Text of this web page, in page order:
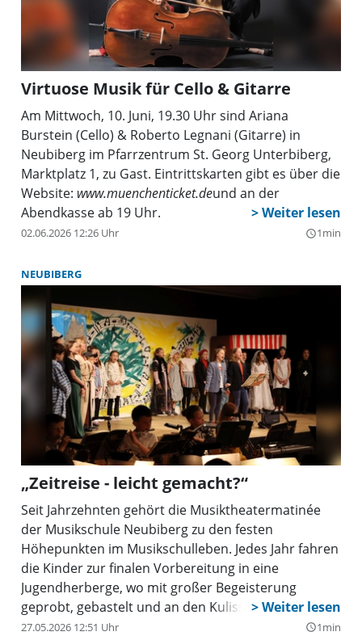
Virtuose Musik für Cello & Gitarre
Am Mittwoch, 10. Juni, 19.30 Uhr sind Ariana
Burstein (Cello) & Roberto Legnani (Gitarre) in
Neubiberg im Pfarrzentrum St. Georg Unterbiberg,
Marktplatz 1, zu Gast. Eintrittskarten gibt es über die
Website: www.muenchenticket.deund an der
Abendkasse ab 19 Uhr.
02.06.2026 12:26 Uhr query_builder1min
NEUBIBERG
„Zeitreise - leicht gemacht?“
Seit Jahrzehnten gehört die Musiktheatermatinée
der Musikschule Neubiberg zu den festen
Höhepunkten im Musikschulleben. Jedes Jahr fahren
die Kinder zur finalen Vorbereitung in eine
Jugendherberge, wo mit großer Begeisterung
geprobt, gebastelt und an den Kulissen gefeilt wird.
Diese besondere Mischung aus Kreativität,
27.05.2026 12:51 Uhr query_builder1min